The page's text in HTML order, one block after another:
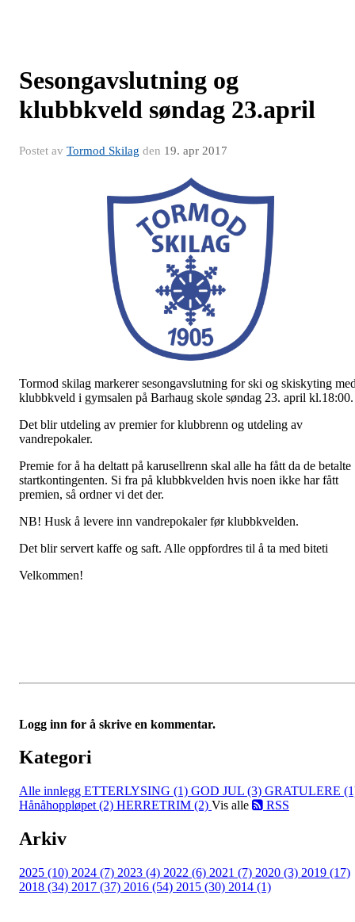
Sesongavslutning og
klubbkveld søndag 23.april
Postet av Tormod Skilag den 19. apr 2017
Tormod skilag markerer sesongavslutning for ski og skiskyting
klubbkveld i gymsalen på Barhaug skole søndag 23. april kl.18:00.
Det blir utdeling av premier for klubbrenn og utdeling av
vandrepokaler.
Premie for å ha deltatt på karusellrenn skal alle ha fått da de betalte
startkontingenten. Si fra på klubbkvelden hvis noen ikke har fått
premien, så ordner vi det der.
NB! Husk å levere inn vandrepokaler før klubbkvelden.
Det blir servert kaffe og saft. Alle oppfordres til å ta med biteti
Velkommen!
Logg inn for å skrive en kommentar.
Kategori
Alle innlegg ETTERLYSING (1) GOD JUL (3) GRATULERE
Hånåhoppløpet (2) HERRETRIM (2) Vis alle RSS
Arkiv
2025 (10) 2024 (7) 2023 (4) 2022 (6) 2021 (7) 2020 (3) 2019 (17)
2018 (34) 2017 (37) 2016 (54) 2015 (30) 2014 (1)